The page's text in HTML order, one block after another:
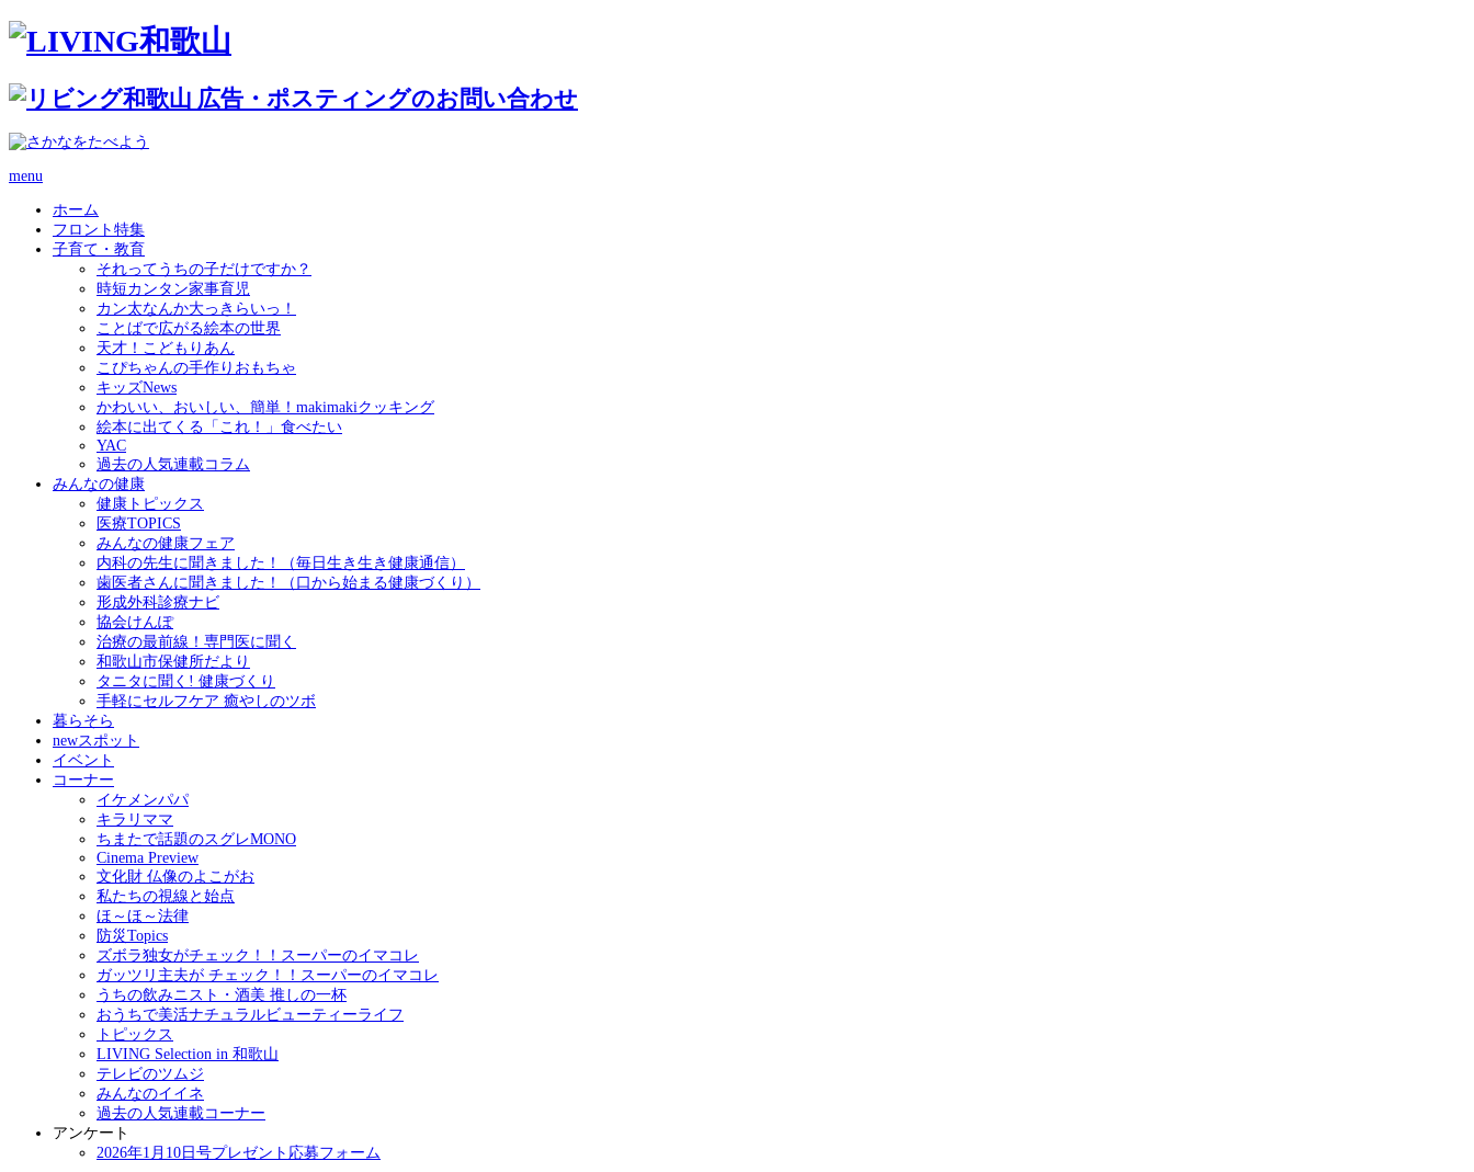
menu
ホーム
フロント特集
子育て・教育
それってうちの子だけですか？
時短カンタン家事育児
カン太なんか大っきらいっ！
ことばで広がる絵本の世界
天才！こどもりあん
こぴちゃんの手作りおもちゃ
キッズNews
かわいい、おいしい、簡単！makimakiクッキング
絵本に出てくる「これ！」食べたい
YAC
過去の人気連載コラム
みんなの健康
健康トピックス
医療TOPICS
みんなの健康フェア
内科の先生に聞きました！（毎日生き生き健康通信）
歯医者さんに聞きました！（口から始まる健康づくり）
形成外科診療ナビ
協会けんぽ
治療の最前線！専門医に聞く
和歌山市保健所だより
タニタに聞く! 健康づくり
手軽にセルフケア 癒やしのツボ
暮らそら
newスポット
イベント
コーナー
イケメンパパ
キラリママ
ちまたで話題のスグレMONO
Cinema Preview
文化財 仏像のよこがお
私たちの視線と始点
ほ～ほ～法律
防災Topics
ズボラ独女がチェック！！スーパーのイマコレ
ガッツリ主夫が チェック！！スーパーのイマコレ
うちの飲みニスト・酒美 推しの一杯
おうちで美活ナチュラルビューティーライフ
トピックス
LIVING Selection in 和歌山
テレビのツムジ
みんなのイイネ
過去の人気連載コーナー
アンケート
2026年1月10日号プレゼント応募フォーム